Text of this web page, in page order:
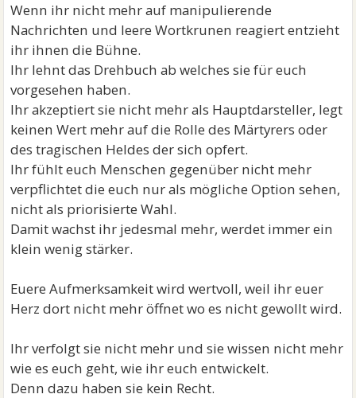
Wenn ihr nicht mehr auf manipulierende
Nachrichten und leere Wortkrunen reagiert entzieht
ihr ihnen die Bühne.
Ihr lehnt das Drehbuch ab welches sie für euch
vorgesehen haben.
Ihr akzeptiert sie nicht mehr als Hauptdarsteller, legt
keinen Wert mehr auf die Rolle des Märtyrers oder
des tragischen Heldes der sich opfert.
Ihr fühlt euch Menschen gegenüber nicht mehr
verpflichtet die euch nur als mögliche Option sehen,
nicht als priorisierte Wahl.
Damit wachst ihr jedesmal mehr, werdet immer ein
klein wenig stärker.
Euere Aufmerksamkeit wird wertvoll, weil ihr euer
Herz dort nicht mehr öffnet wo es nicht gewollt wird.
Ihr verfolgt sie nicht mehr und sie wissen nicht mehr
wie es euch geht, wie ihr euch entwickelt.
Denn dazu haben sie kein Recht.